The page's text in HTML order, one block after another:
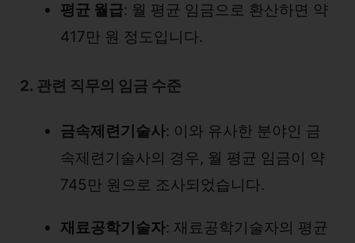
평균 월급: 월 평균 임금으로 환산하면 약
417만 원 정도입니다.
2. 관련 직무의 임금 수준
금속제련기술사: 이와 유사한 분야인 금
속제련기술사의 경우, 월 평균 임금이 약
745만 원으로 조사되었습니다.
재료공학기술자: 재료공학기술자의 평균